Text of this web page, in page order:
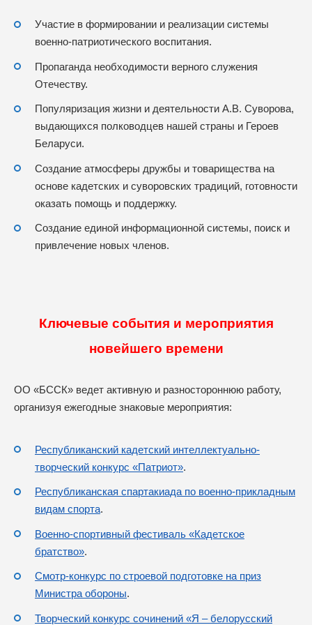
Участие в формировании и реализации системы
военно-патриотического воспитания.
Пропаганда необходимости верного служения
Отечеству.
Популяризация жизни и деятельности А.В. Суворова,
выдающихся полководцев нашей страны и Героев
Беларуси.
Создание атмосферы дружбы и товарищества на
основе кадетских и суворовских традиций, готовности
оказать помощь и поддержку.
Создание единой информационной системы, поиск и
привлечение новых членов.
Ключевые события и мероприятия
новейшего времени
ОО «БССК» ведет активную и разностороннюю работу,
организуя ежегодные знаковые мероприятия:
Республиканский кадетский интеллектуально-
творческий конкурс «Патриот».
Республиканская спартакиада по военно-прикладным
видам спорта.
Военно-спортивный фестиваль «Кадетское
братство».
Смотр-конкурс по строевой подготовке на приз
Министра обороны.
Творческий конкурс сочинений «Я – белорусский